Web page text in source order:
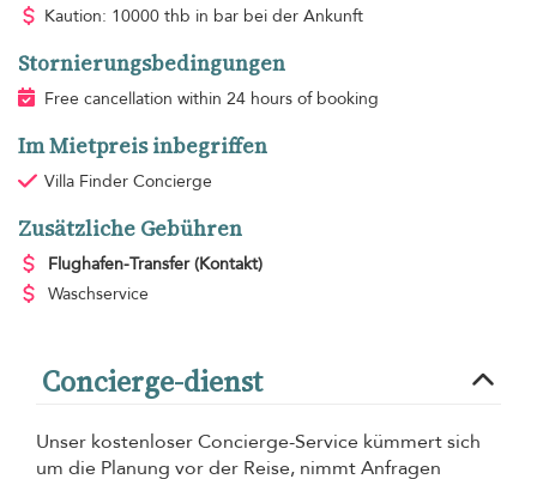
Kaution: 10000 thb in bar bei der Ankunft
Stornierungsbedingungen
Free cancellation within 24 hours of booking
Im Mietpreis inbegriffen
Villa Finder Concierge
Zusätzliche Gebühren
Flughafen-Transfer (Kontakt)
Waschservice
Concierge-dienst
Unser kostenloser Concierge-Service kümmert sich
um die Planung vor der Reise, nimmt Anfragen